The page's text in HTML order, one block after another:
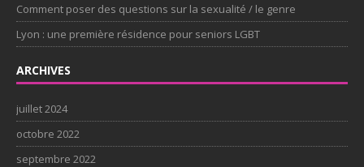
Comment poser des questions sur la sexualité / le genre
Lyon : une première résidence pour seniors LGBT
ARCHIVES
juillet 2024
octobre 2022
septembre 2022